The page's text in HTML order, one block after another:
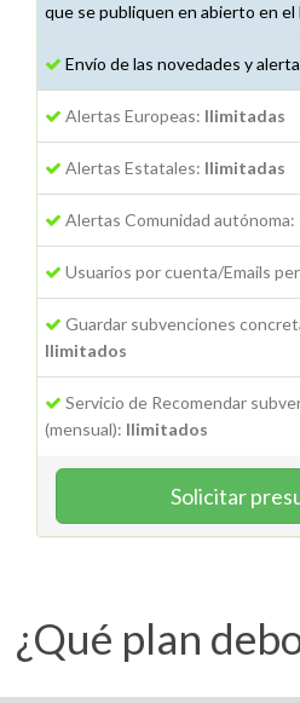
que se publiquen en abierto en el
Envío de las novedades y
Alertas Europeas: Ilimitadas
Alertas Estatales: Ilimitadas
Alertas Comunidad autónoma:
Usuarios por cuenta/Emails
Guardar subvenciones
Ilimitados
Servicio de Recomendar
(mensual): Ilimitados
Solicitar
¿Qué plan